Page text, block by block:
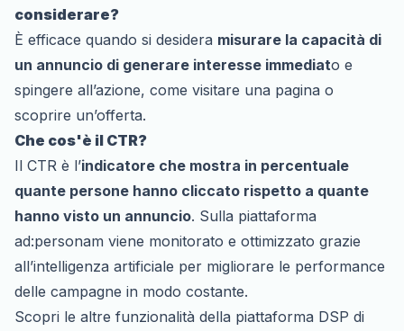
considerare?
È efficace quando si desidera misurare la capacità di
un annuncio di generare interesse immediato e
spingere all’azione, come visitare una pagina o
scoprire un’offerta.
Che cos'è il CTR?
Il CTR è l’indicatore che mostra in percentuale
quante persone hanno cliccato rispetto a quante
hanno visto un annuncio. Sulla piattaforma
ad:personam viene monitorato e ottimizzato grazie
all’intelligenza artificiale per migliorare le performance
delle campagne in modo costante.
Scopri le altre funzionalità della piattaforma DSP di